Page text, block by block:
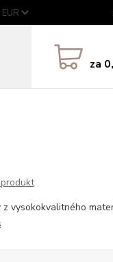
EUR
za
vysokokvalitného